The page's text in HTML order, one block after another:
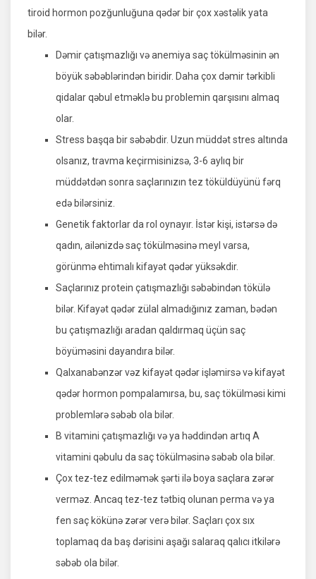
tiroid hormon pozğunluğuna qədər bir çox xəstəlik yata
bilər.
Dəmir çatışmazlığı və anemiya saç tökülməsinin ən
böyük səbəblərindən biridir. Daha çox dəmir tərkibli
qidalar qəbul etməklə bu problemin qarşısını almaq
olar.
Stress başqa bir səbəbdir. Uzun müddət stres altında
olsanız, travma keçirmisinizsə, 3-6 aylıq bir
müddətdən sonra saçlarınızın tez töküldüyünü fərq
edə bilərsiniz.
Genetik faktorlar da rol oynayır. İstər kişi, istərsə də
qadın, ailənizdə saç tökülməsinə meyl varsa,
görünmə ehtimalı kifayət qədər yüksəkdir.
Saçlarınız protein çatışmazlığı səbəbindən tökülə
bilər. Kifayət qədər zülal almadığınız zaman, bədən
bu çatışmazlığı aradan qaldırmaq üçün saç
böyüməsini dayandıra bilər.
Qalxanabənzər vəz kifayət qədər işləmirsə və kifayət
qədər hormon pompalamırsa, bu, saç tökülməsi kimi
problemlərə səbəb ola bilər.
B vitamini çatışmazlığı və ya həddindən artıq A
vitamini qəbulu da saç tökülməsinə səbəb ola bilər.
Çox tez-tez edilməmək şərti ilə boya saçlara zərər
verməz. Ancaq tez-tez tətbiq olunan perma və ya
fen saç kökünə zərər verə bilər. Saçları çox sıx
toplamaq da baş dərisini aşağı salaraq qalıcı itkilərə
səbəb ola bilər.